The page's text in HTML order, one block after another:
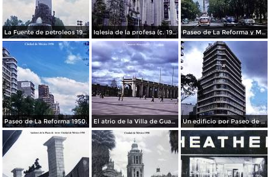
La Fuente de petroleos 1950. Iglesia de la profesa (c. 1950) Paseo de La Reforma y Mto a La Independencia 1950
Paseo de La Reforma 1950. El atrio de la Villa de Guadalupe 1950. Un edificio por Paseo de La Reforma 1950